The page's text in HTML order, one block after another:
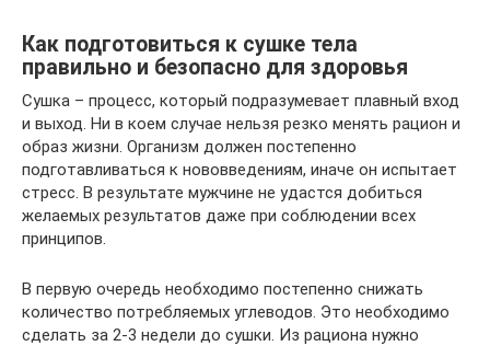
Как подготовиться к сушке тела
правильно и безопасно для здоровья
Сушка – процесс, который подразумевает плавный вход
и выход. Ни в коем случае нельзя резко менять рацион и
образ жизни. Организм должен постепенно
подготавливаться к нововведениям, иначе он испытает
стресс. В результате мужчине не удастся добиться
желаемых результатов даже при соблюдении всех
принципов.
В первую очередь необходимо постепенно снижать
количество потребляемых углеводов. Это необходимо
сделать за 2-3 недели до сушки. Из рациона нужно